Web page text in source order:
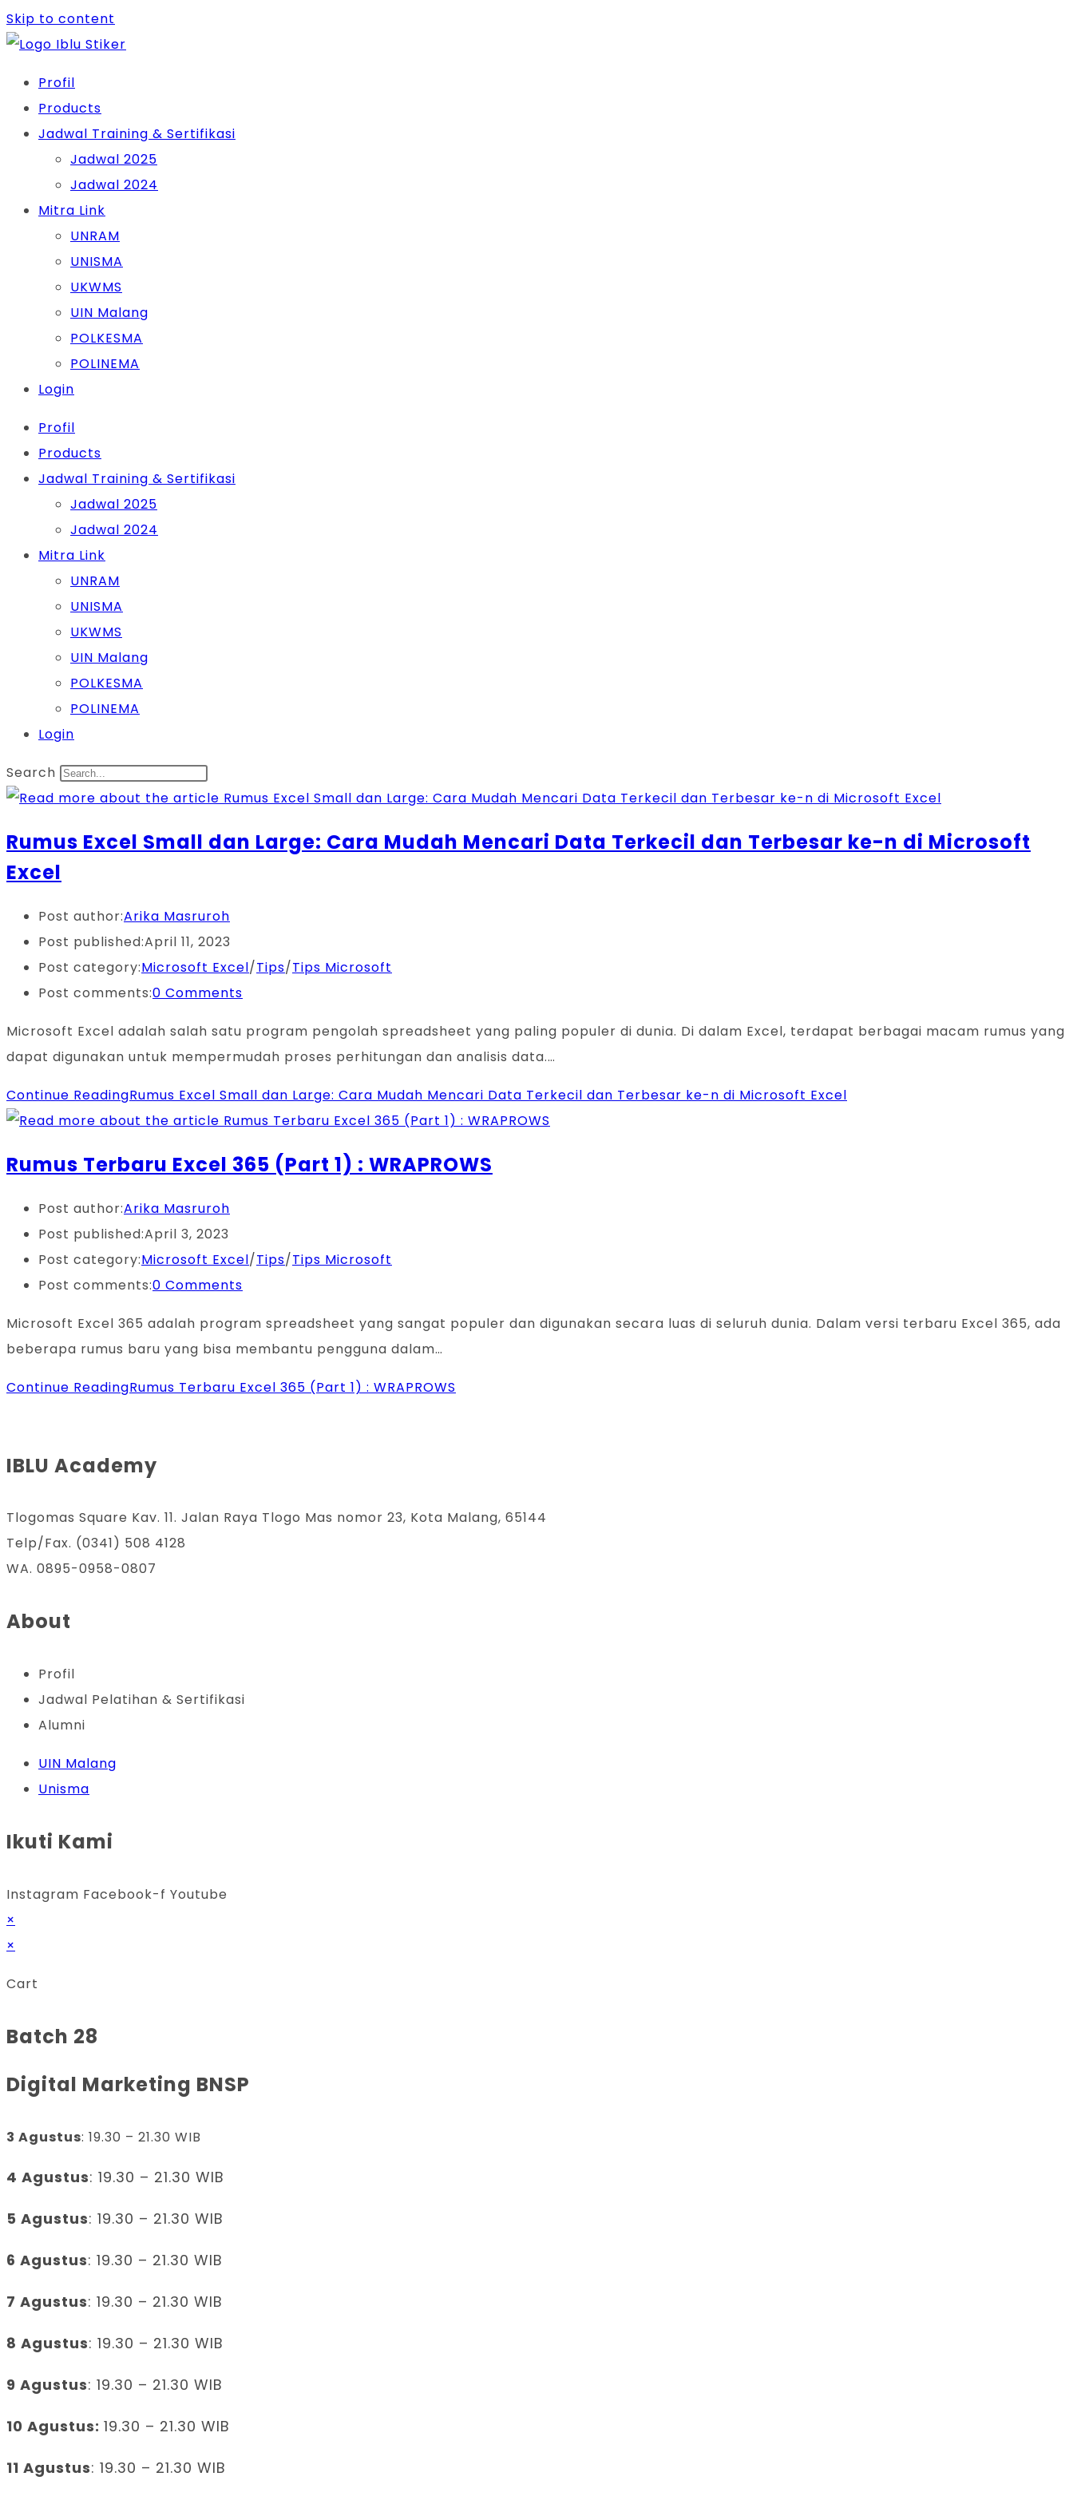
Skip to content
Profil
Products
Jadwal Training & Sertifikasi
Jadwal 2025
Jadwal 2024
Mitra Link
UNRAM
UNISMA
UKWMS
UIN Malang
POLKESMA
POLINEMA
Login
Profil
Products
Jadwal Training & Sertifikasi
Jadwal 2025
Jadwal 2024
Mitra Link
UNRAM
UNISMA
UKWMS
UIN Malang
POLKESMA
POLINEMA
Login
Search
Rumus Excel Small dan Large: Cara Mudah Mencari Data Terkecil dan Terbesar ke-n di Microsoft
Excel
Post author:Arika Masruroh
Post published:April 11, 2023
Post category:Microsoft Excel/Tips/Tips Microsoft
Post comments:0 Comments
Microsoft Excel adalah salah satu program pengolah spreadsheet yang paling populer di dunia. Di dalam Excel, terdapat berbagai macam rumus yang
dapat digunakan untuk mempermudah proses perhitungan dan analisis data.…
Continue ReadingRumus Excel Small dan Large: Cara Mudah Mencari Data Terkecil dan Terbesar ke-n di Microsoft Excel
Rumus Terbaru Excel 365 (Part 1) : WRAPROWS
Post author:Arika Masruroh
Post published:April 3, 2023
Post category:Microsoft Excel/Tips/Tips Microsoft
Post comments:0 Comments
Microsoft Excel 365 adalah program spreadsheet yang sangat populer dan digunakan secara luas di seluruh dunia. Dalam versi terbaru Excel 365, ada
beberapa rumus baru yang bisa membantu pengguna dalam…
Continue ReadingRumus Terbaru Excel 365 (Part 1) : WRAPROWS
IBLU Academy
Tlogomas Square Kav. 11. Jalan Raya Tlogo Mas nomor 23, Kota Malang, 65144
Telp/Fax. (0341) 508 4128
WA. 0895-0958-0807
About
Profil
Jadwal Pelatihan & Sertifikasi
Alumni
UIN Malang
Unisma
Ikuti Kami
Instagram Facebook-f Youtube
×
×
Cart
Batch 28
Digital Marketing BNSP
3 Agustus: 19.30 – 21.30 WIB
4 Agustus: 19.30 – 21.30 WIB
5 Agustus: 19.30 – 21.30 WIB
6 Agustus: 19.30 – 21.30 WIB
7 Agustus: 19.30 – 21.30 WIB
8 Agustus: 19.30 – 21.30 WIB
9 Agustus: 19.30 – 21.30 WIB
10 Agustus: 19.30 – 21.30 WIB
11 Agustus: 19.30 – 21.30 WIB